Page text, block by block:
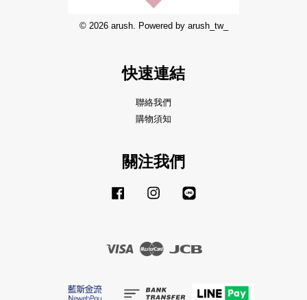
© 2026 arush. Powered by arush_tw_
快速連結
聯絡我們
購物須知
關注我們
Facebook Instagram
Visa Master